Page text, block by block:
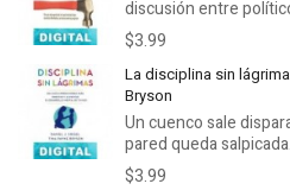
discusión entre
$3.99
La disciplina sin
Bryson
Un cuenco sale
pared queda
$3.99